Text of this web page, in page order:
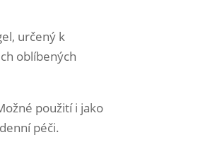
určený k
oblíbených
použití i jako
péči.